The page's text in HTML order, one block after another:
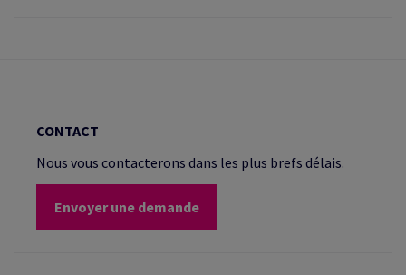
CONTACT
Nous vous contacterons dans les plus brefs délais.
Envoyer une demande